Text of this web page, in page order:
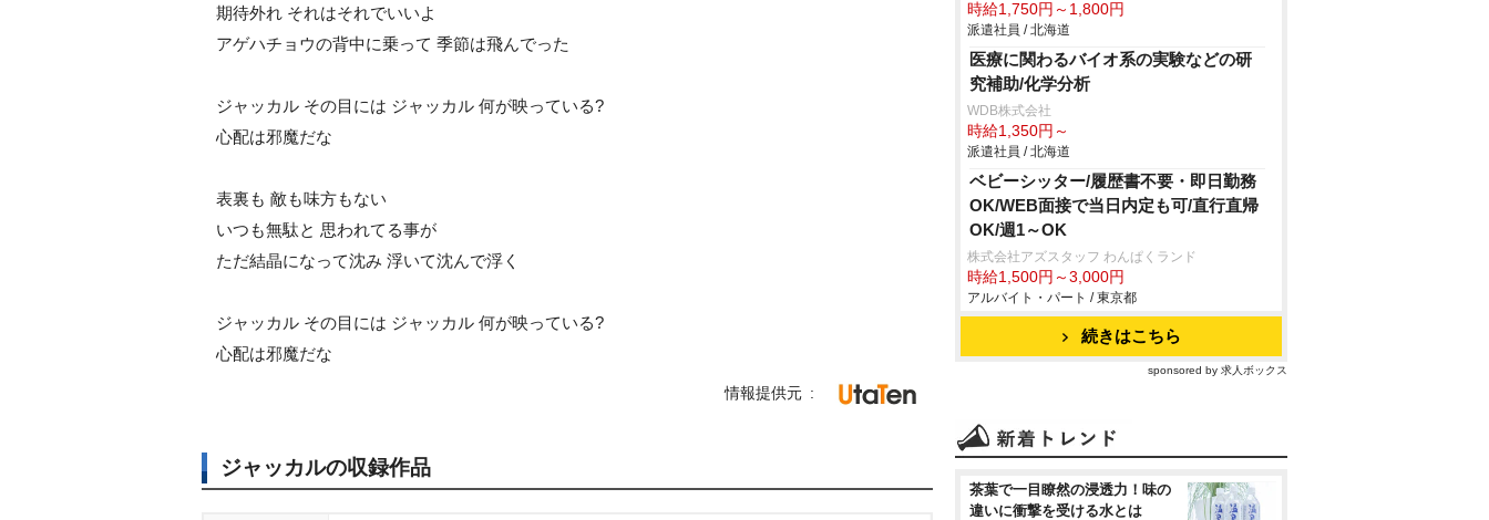
期待外れ それはそれでいいよ
アゲハチョウの背中に乗って 季節は飛んでった
ジャッカル その目には ジャッカル 何が映っている?
心配は邪魔だな
表裏も 敵も味方もない
いつも無駄と 思われてる事が
ただ結晶になって沈み 浮いて沈んで浮く
ジャッカル その目には ジャッカル 何が映っている?
心配は邪魔だな
情報提供元
ジャッカルの収録作品
時給1,750円～1,800円
派遣社員 / 北海道
医療に関わるバイオ系の実験などの研
究補助/化学分析
WDB株式会社
時給1,350円～
派遣社員 / 北海道
ベビーシッター/履歴書不要・即日勤務
OK/WEB面接で当日内定も可/直行直帰
OK/週1～OK
株式会社アズスタッフ わんぱくランド
時給1,500円～3,000円
アルバイト・パート / 東京都
続きはこちら
sponsored by 求人ボックス
茶葉で一目瞭然の浸透力！味の
違いに衝撃を受ける水とは